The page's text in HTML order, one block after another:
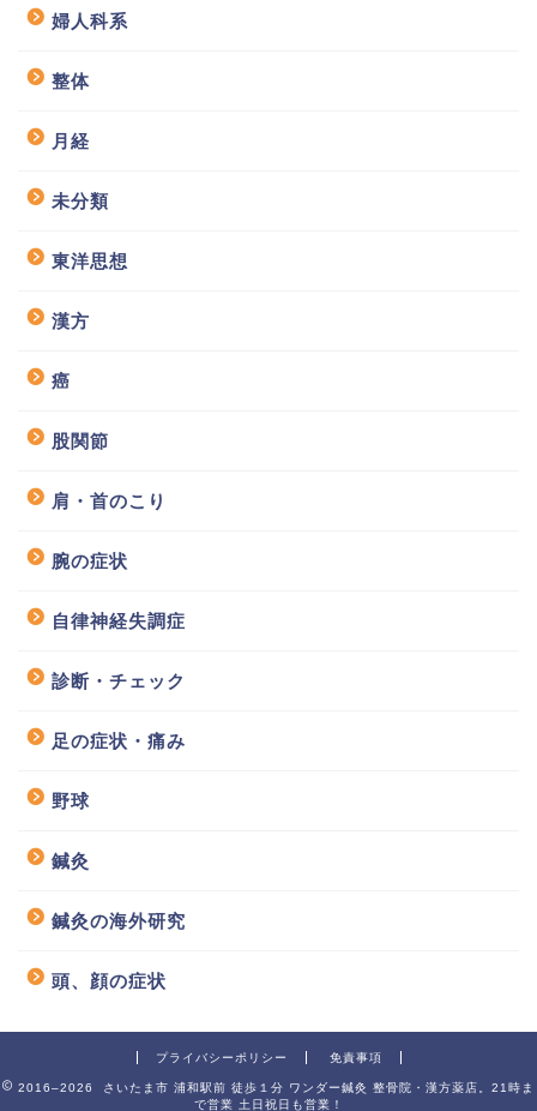
婦人科系
整体
月経
未分類
東洋思想
漢方
癌
股関節
肩・首のこり
腕の症状
自律神経失調症
診断・チェック
足の症状・痛み
野球
鍼灸
鍼灸の海外研究
頭、顔の症状
プライバシーポリシー 免責事項
2016–2026 さいたま市 浦和駅前 徒歩１分 ワンダー鍼灸 整骨院・漢方薬店。21時ま
で営業 土日祝日も営業！